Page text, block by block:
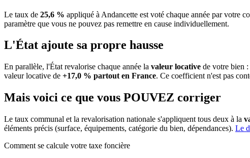
Le taux de 25,6 % appliqué à Andancette est voté chaque année par votre
paramètre que vous ne pouvez pas remettre en cause individuellement.
L'État ajoute sa propre hausse
En parallèle, l'État revalorise chaque année la valeur locative de votre bien
valeur locative de +17,0 % partout en France. Ce coefficient n'est pas
Mais voici ce que vous POUVEZ corriger
Le taux communal et la revalorisation nationale s'appliquent tous deux à la
éléments précis (surface, équipements, catégorie du bien, dépendances). Le
Comment se calcule votre taxe foncière